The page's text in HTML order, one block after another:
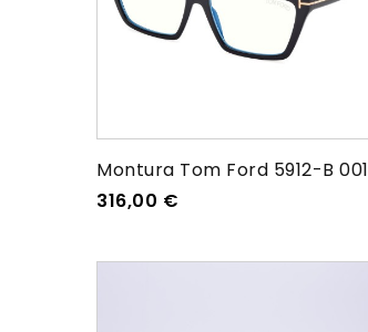
Montura Tom Ford 5912-B 001
316,00 €